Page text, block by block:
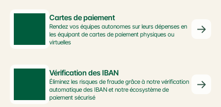
Cartes de paiement
Rendez vos équipes autonomes sur leurs dépenses en
les équipant de cartes de paiement physiques ou
virtuelles
Vérification des IBAN
Éliminez les risques de fraude grâce à notre vérification
automatique des IBAN et notre écosystème de
paiement sécurisé